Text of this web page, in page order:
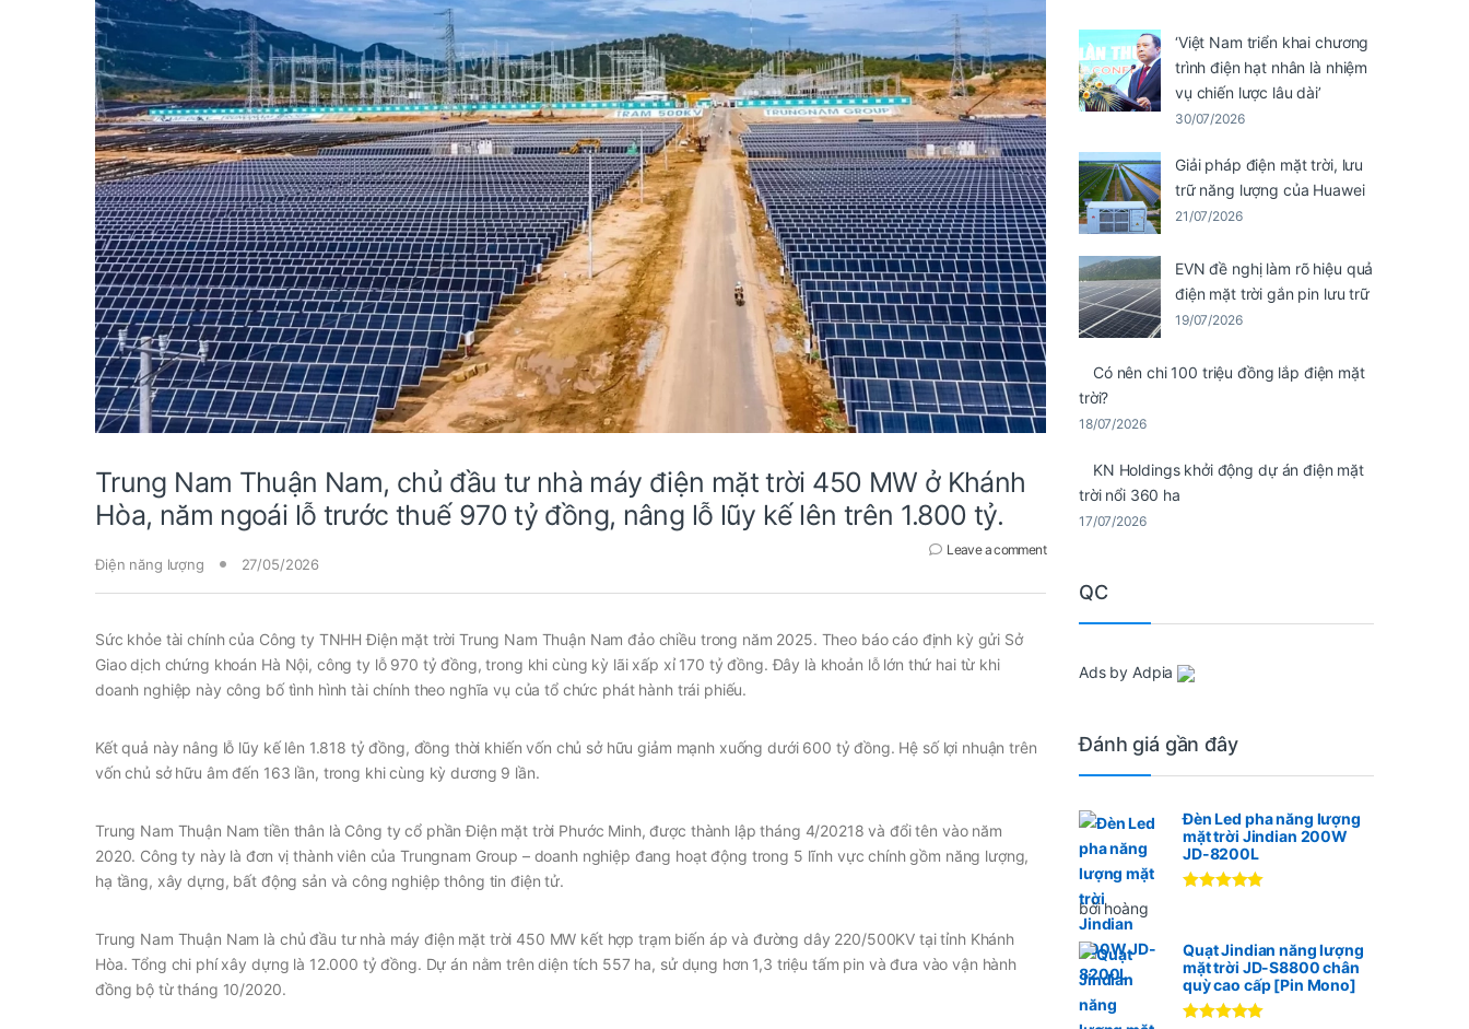
Trung Nam Thuận Nam, chủ đầu tư nhà máy điện mặt trời 450 MW ở Khánh
Hòa, năm ngoái lỗ trước thuế 970 tỷ đồng, nâng lỗ lũy kế lên trên 1.800 tỷ.
Leave a comment
Điện năng lượng 27/05/2026
Sức khỏe tài chính của Công ty TNHH Điện mặt trời Trung Nam Thuận Nam đảo chiều trong năm 2025. Theo báo cáo định kỳ gửi Sở
Giao dịch chứng khoán Hà Nội, công ty lỗ 970 tỷ đồng, trong khi cùng kỳ lãi xấp xỉ 170 tỷ đồng. Đây là khoản lỗ lớn thứ hai từ khi
doanh nghiệp này công bố tình hình tài chính theo nghĩa vụ của tổ chức phát hành trái phiếu.
Kết quả này nâng lỗ lũy kế lên 1.818 tỷ đồng, đồng thời khiến vốn chủ sở hữu giảm mạnh xuống dưới 600 tỷ đồng. Hệ số lợi nhuận trên
vốn chủ sở hữu âm đến 163 lần, trong khi cùng kỳ dương 9 lần.
Trung Nam Thuận Nam tiền thân là Công ty cổ phần Điện mặt trời Phước Minh, được thành lập tháng 4/20218 và đổi tên vào năm
2020. Công ty này là đơn vị thành viên của Trungnam Group – doanh nghiệp đang hoạt động trong 5 lĩnh vực chính gồm năng lượng,
hạ tầng, xây dựng, bất động sản và công nghiệp thông tin điện tử.
Trung Nam Thuận Nam là chủ đầu tư nhà máy điện mặt trời 450 MW kết hợp trạm biến áp và đường dây 220/500KV tại tỉnh Khánh
Hòa. Tổng chi phí xây dựng là 12.000 tỷ đồng. Dự án nằm trên diện tích 557 ha, sử dụng hơn 1,3 triệu tấm pin và đưa vào vận hành
đồng bộ từ tháng 10/2020.
‘Việt Nam triển khai chương
trình điện hạt nhân là nhiệm
vụ chiến lược lâu dài’
30/07/2026
Giải pháp điện mặt trời, lưu
trữ năng lượng của Huawei
21/07/2026
EVN đề nghị làm rõ hiệu quả
điện mặt trời gắn pin lưu trữ
19/07/2026
Có nên chi 100 triệu đồng lắp điện mặt
trời?
18/07/2026
KN Holdings khởi động dự án điện mặt
trời nổi 360 ha
17/07/2026
QC
Ads by Adpia
Đánh giá gần đây
Đèn Led pha năng lượng
mặt trời Jindian 200W
JD-8200L
bởi hoàng
Quạt Jindian năng lượng
mặt trời JD-S8800 chân
quỳ cao cấp [Pin Mono]